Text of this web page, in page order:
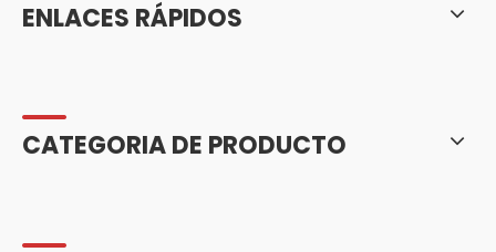
ENLACES RÁPIDOS
CATEGORIA DE PRODUCTO